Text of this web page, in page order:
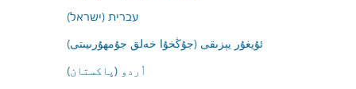
עברית (ישראל)
ئۇيغۇر يېزىقى (جۇڭخۇا خەلق جۇمھۇرىيىتى)
اُردو (پاکستان)